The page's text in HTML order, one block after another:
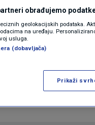
otkrio je da
pružanja
Anbar bila je
za
obrađujemo
geolokacijskih podataka.
na uređaju.
usluga.
(dobavljača)
Prikaži